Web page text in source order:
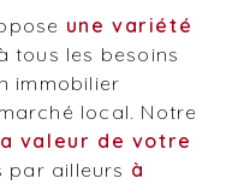
une variété
tous les besoins
immobilier
local. Notre
valeur de votre
par ailleurs à